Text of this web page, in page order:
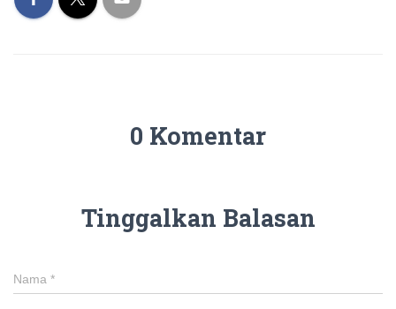
0 Komentar
Tinggalkan Balasan
Nama *